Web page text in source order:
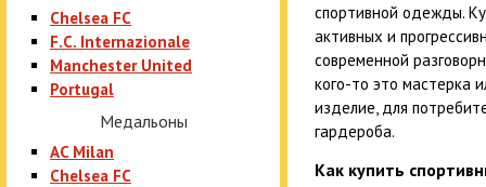
Chelsea FC
F.C. Internazionale
Manchester United
Portugal
Медальоны
AC Milan
Chelsea FC
спортивной одежды.
активных и
современной
кого-то это мастерка
изделие, для
гардероба.
Как купить